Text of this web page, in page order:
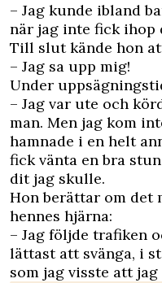
– Jag kunde ibland
när jag inte fick ihop
Till slut kände hon
– Jag sa upp mig!
Under
– Jag var ute och
man. Men jag kom
hamnade i en helt
fick vänta en bra
dit jag skulle.
Hon berättar om det
hennes hjärna:
– Jag följde trafiken
lättast att svänga, i
som jag visste att